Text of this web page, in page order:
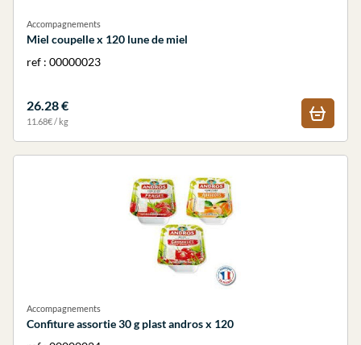
Accompagnements
Miel coupelle x 120 lune de miel
ref : 00000023
26.28 €
11.68€ / kg
Accompagnements
Confiture assortie 30 g plast andros x 120